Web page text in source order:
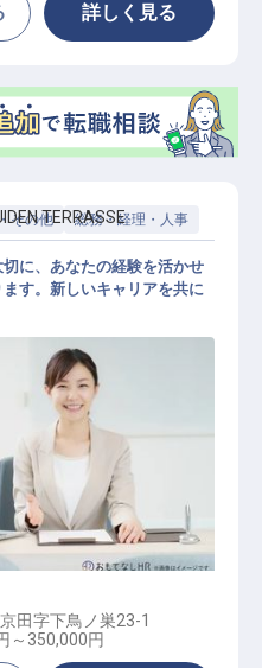
詳しく見る
その他 総務・経理・人事
務
TERRASSE
に、あなたの経験を活かせ
す。新しいキャリアを共に
田字下鳥ノ巣23-1
～ 350,000円